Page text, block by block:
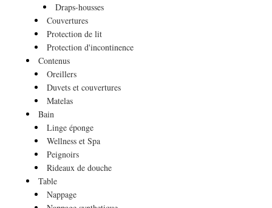
Draps-housses
Couvertures
Protection de lit
Protection d'incontinence
Contenus
Oreillers
Duvets et couvertures
Matelas
Bain
Linge éponge
Wellness et Spa
Peignoirs
Rideaux de douche
Table
Nappage